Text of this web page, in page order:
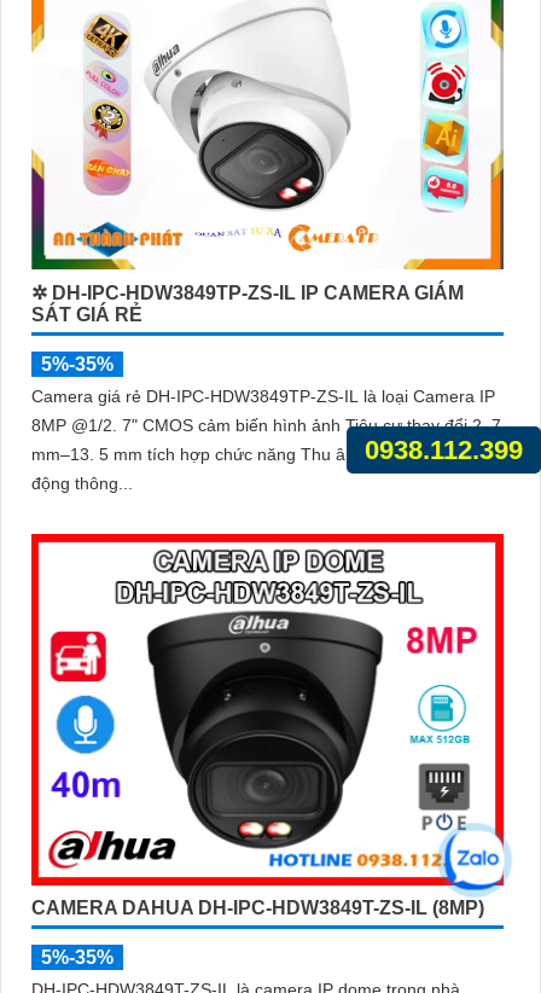
✲ DH-IPC-HDW3849TP-ZS-IL IP CAMERA GIÁM
SÁT GIÁ RẺ
5%-35%
Camera giá rẻ DH-IPC-HDW3849TP-ZS-IL là loại Camera IP
8MP @1/2. 7" CMOS cảm biến hình ảnh Tiêu cự thay đổi 2. 7
mm–13. 5 mm tích hợp chức năng Thu âm phát hiện chuyển
động thông...
CAMERA DAHUA DH-IPC-HDW3849T-ZS-IL (8MP)
5%-35%
DH-IPC-HDW3849T-ZS-IL là camera IP dome trong nhà
0938.112.399